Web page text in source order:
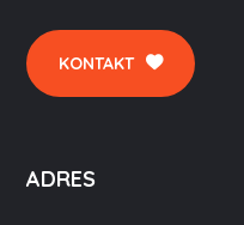
KONTAKT
ADRES